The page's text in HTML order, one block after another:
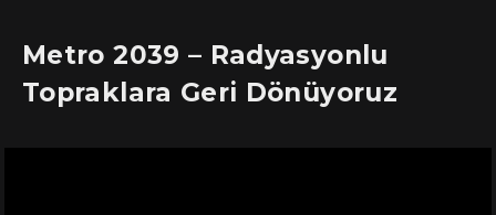
Metro 2039 – Radyasyonlu
Topraklara Geri Dönüyoruz